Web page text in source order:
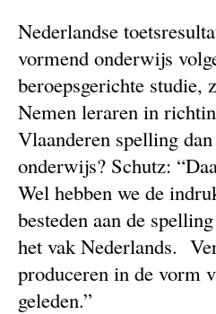
Nederlandse
vormend onderwijs
beroepsgerichte studie,
Nemen leraren in
Vlaanderen spelling
onderwijs? Schutz:
Wel hebben we de
besteden aan de
het vak Nederlands.
produceren in de vorm
geleden.”